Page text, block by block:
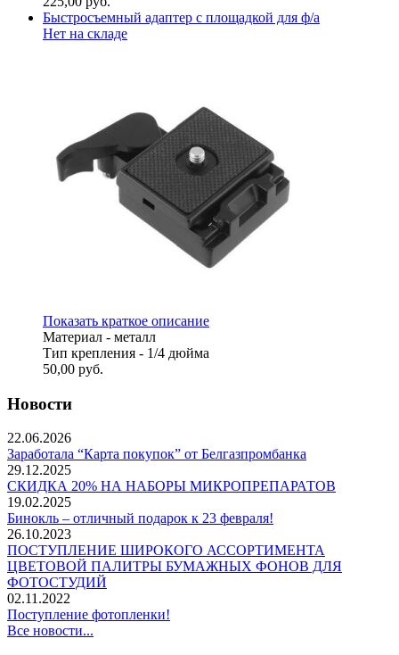
Быстросъемный адаптер с площадкой для ф/а
Нет на складе
Показать краткое описание
Материал - металл
Тип крепления - 1/4 дюйма
50,00 руб.
Новости
22.06.2026
Заработала “Карта покупок” от Белгазпромбанка
29.12.2025
СКИДКА 20% НА НАБОРЫ МИКРОПРЕПАРАТОВ
19.02.2025
Бинокль – отличный подарок к 23 февраля!
26.10.2023
ПОСТУПЛЕНИЕ ШИРОКОГО АССОРТИМЕНТА
ЦВЕТОВОЙ ПАЛИТРЫ БУМАЖНЫХ ФОНОВ ДЛЯ
ФОТОСТУДИЙ
02.11.2022
Поступление фотопленки!
Все новости...